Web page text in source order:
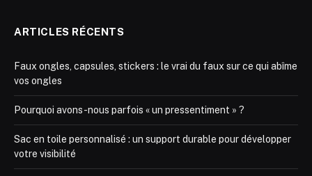
ARTICLES RÉCENTS
Faux ongles, capsules, stickers : le vrai du faux sur ce qui abîme
vos ongles
Pourquoi avons-nous parfois « un pressentiment » ?
Sac en toile personnalisé : un support durable pour développer
votre visibilité